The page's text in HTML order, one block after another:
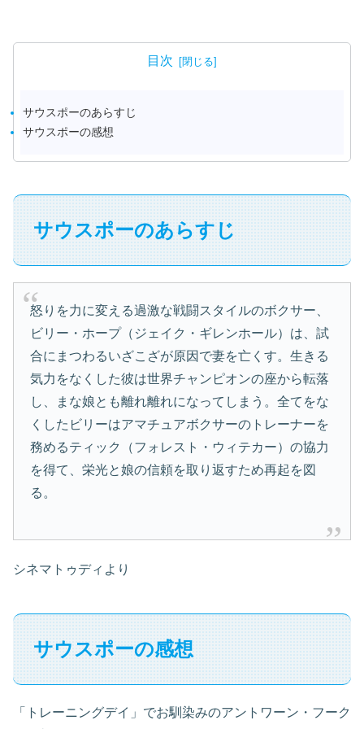
目次
サウスポーのあらすじ
サウスポーの感想
サウスポーのあらすじ
怒りを力に変える過激な戦闘スタイルのボクサー、
ビリー・ホープ（ジェイク・ギレンホール）は、試
合にまつわるいざこざが原因で妻を亡くす。生きる
気力をなくした彼は世界チャンピオンの座から転落
し、まな娘とも離れ離れになってしまう。全てをな
くしたビリーはアマチュアボクサーのトレーナーを
務めるティック（フォレスト・ウィテカー）の協力
を得て、栄光と娘の信頼を取り返すため再起を図
る。
シネマトゥディより
サウスポーの感想
「トレーニングデイ」でお馴染みのアントワーン・フーク